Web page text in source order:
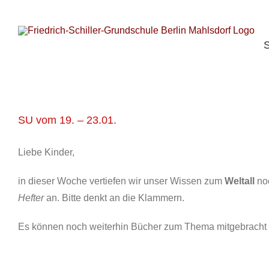
Inhalt
SU vom 19. – 23.01.
Liebe Kinder,
in dieser Woche vertiefen wir unser Wissen zum Weltall
Hefteran. Bitte denkt an die Klammern.
Es können noch weiterhin Bücher zum Thema mitgebracht